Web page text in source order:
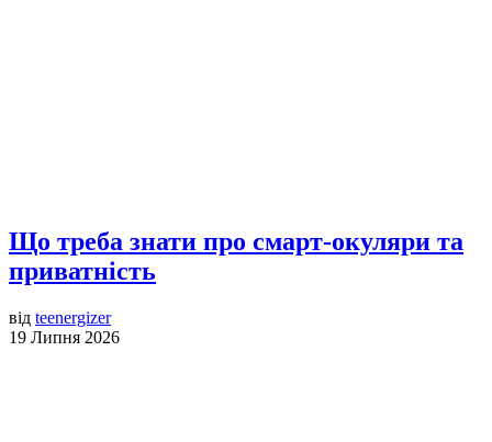
Що треба знати про смарт-окуляри та
приватність
від teenergizer
19 Липня 2026